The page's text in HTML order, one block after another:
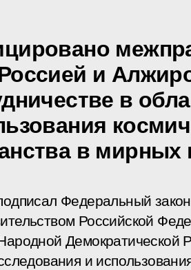
и
в
в мирных
Федеральный
Российской
Демократической
и